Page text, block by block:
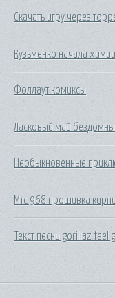
Скачать игру через
Кузьменко начала химии
Фоллаут комиксы
Ласковый май
Необыкновенные
Мтс 968 прошивка
Текст песни gorillaz feel